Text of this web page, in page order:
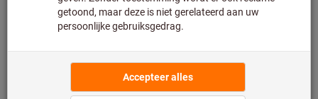
Set meetbuisjes, 10-delig
Dräger
Leverbaar